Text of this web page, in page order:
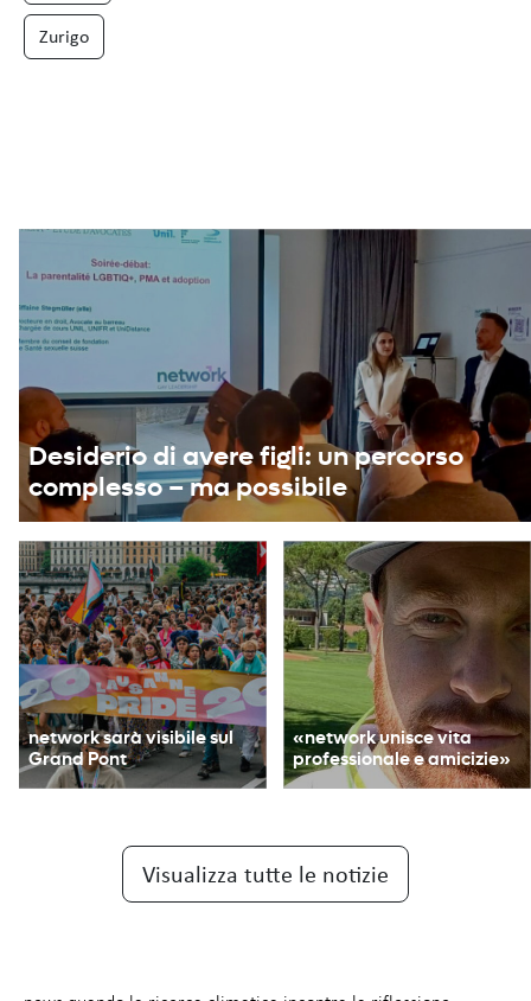
Zurigo
network sarà visibile sul
Grand Pont
«network unisce vita
professionale e amicizie»
Desiderio di avere figli: un percorso
complesso – ma possibile
Visualizza tutte le notizie